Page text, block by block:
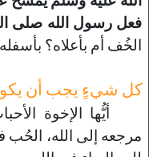
فعل رسول الله صلى
الخُف أم بأعلاه؟
كل شيءٍ يجب أن
أيُّها الإخوة
مرجعه إلى الله، الحُب